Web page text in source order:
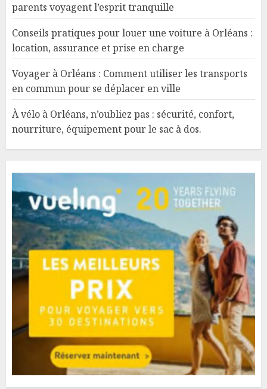
parents voyagent l’esprit tranquille
Conseils pratiques pour louer une voiture à Orléans :
location, assurance et prise en charge
Voyager à Orléans : Comment utiliser les transports
en commun pour se déplacer en ville
À vélo à Orléans, n’oubliez pas : sécurité, confort,
nourriture, équipement pour le sac à dos.